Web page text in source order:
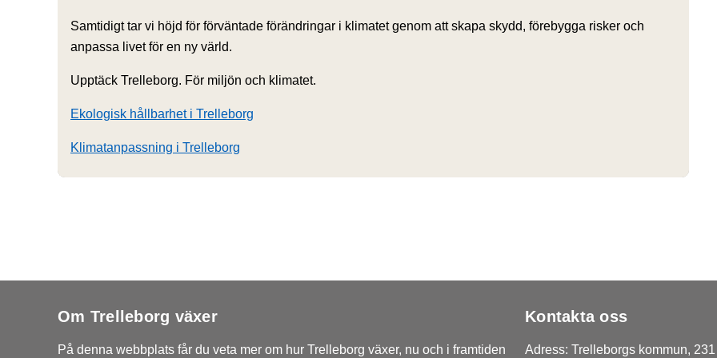
Samtidigt tar vi höjd för förväntade förändringar i klimatet genom att skapa skydd, förebygga risker och
anpassa livet för en ny värld.
Upptäck Trelleborg. För miljön och klimatet.
Ekologisk hållbarhet i Trelleborg
Klimatanpassning i Trelleborg
Om Trelleborg växer
På denna webbplats får du veta mer om hur Trelleborg växer, nu och i framtiden
Kontakta oss
Adress: Trelleborgs kommun,